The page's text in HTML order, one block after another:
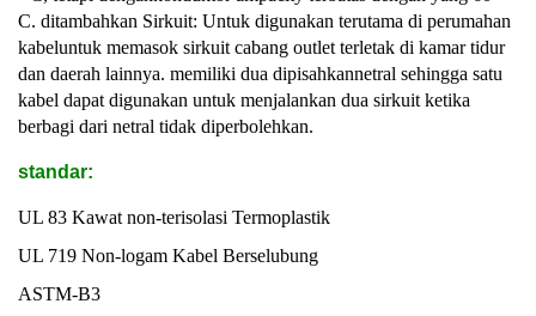
C. ditambahkan Sirkuit: Untuk digunakan terutama di perumahan
kabeluntuk memasok sirkuit cabang outlet terletak di kamar tidur
dan daerah lainnya. memiliki dua dipisahkannetral sehingga satu
kabel dapat digunakan untuk menjalankan dua sirkuit ketika
berbagi dari netral tidak diperbolehkan.
standar:
UL 83 Kawat non-terisolasi Termoplastik
UL 719 Non-logam Kabel Berselubung
ASTM-B3